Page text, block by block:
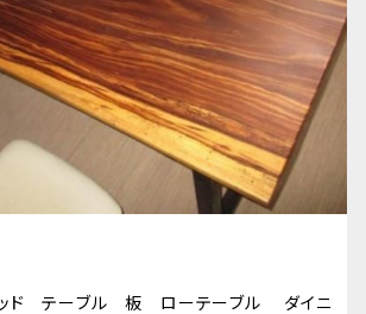
ド テーブル 板 ローテーブル ダイニ